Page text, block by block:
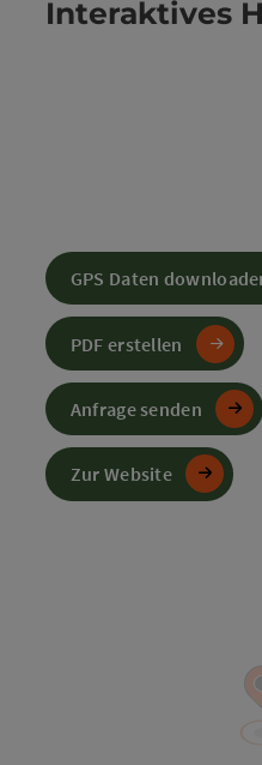
Interaktives
GPS Daten
PDF erstellen
Anfrage senden
Zur Website